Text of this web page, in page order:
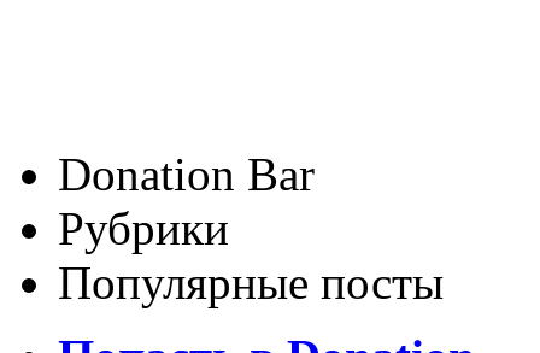
Donation Bar
Рубрики
Популярные посты